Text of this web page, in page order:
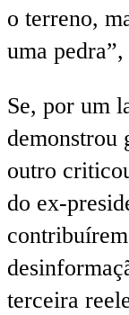
o terreno,
uma
Se, por um
demonstrou
outro
do ex-
terceira